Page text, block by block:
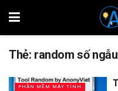
Thẻ: random số
PHẦN MỀM MÁY TÍNH